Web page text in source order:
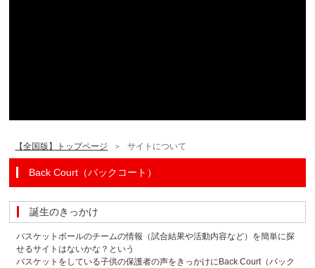
【全国版】トップページ サイトについて
Back Court（バックコート）
誕生のきっかけ
バスケットボールのチームの情報（試合結果や活動内容など）を簡単に探
せるサイトはないかな？という
バスケットをしている子供の保護者の声をきっかけにBack Court（バック